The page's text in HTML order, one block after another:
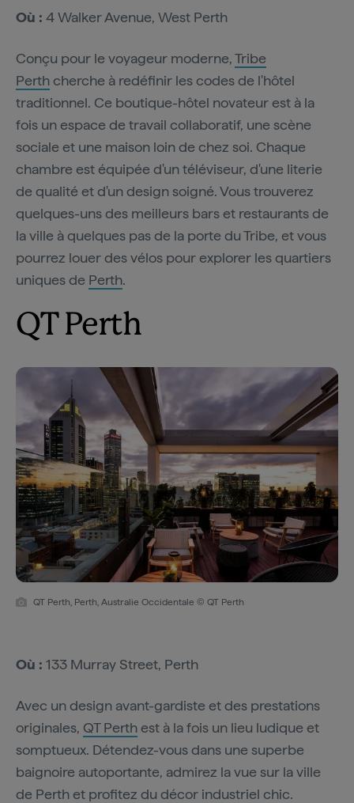
Où : 4 Walker Avenue, West Perth
Conçu pour le voyageur moderne,Tribe
Perthcherche à redéfinir les codes de l'hôtel
traditionnel. Ce boutique-hôtel novateur est à la
fois un espace de travail collaboratif, une scène
sociale et une maison loin de chez soi. Chaque
chambre est équipée d'un téléviseur, d'une literie
de qualité et d'un design soigné. Vous trouverez
quelques-uns des meilleurs bars et restaurants de
la ville à quelques pas de la porte du Tribe, et vous
pourrez louer des vélos pour explorer les quartiers
uniques de Perth.
QT Perth
QT Perth, Perth, Australie Occidentale © QT Perth
Où : 133 Murray Street, Perth
Avec un design avant-gardiste et des prestations
originales, QT Perthest à la fois un lieu ludique et
somptueux. Détendez-vous dans une superbe
baignoire autoportante, admirez la vue sur la ville
de Perth et profitez du décor industriel chic.